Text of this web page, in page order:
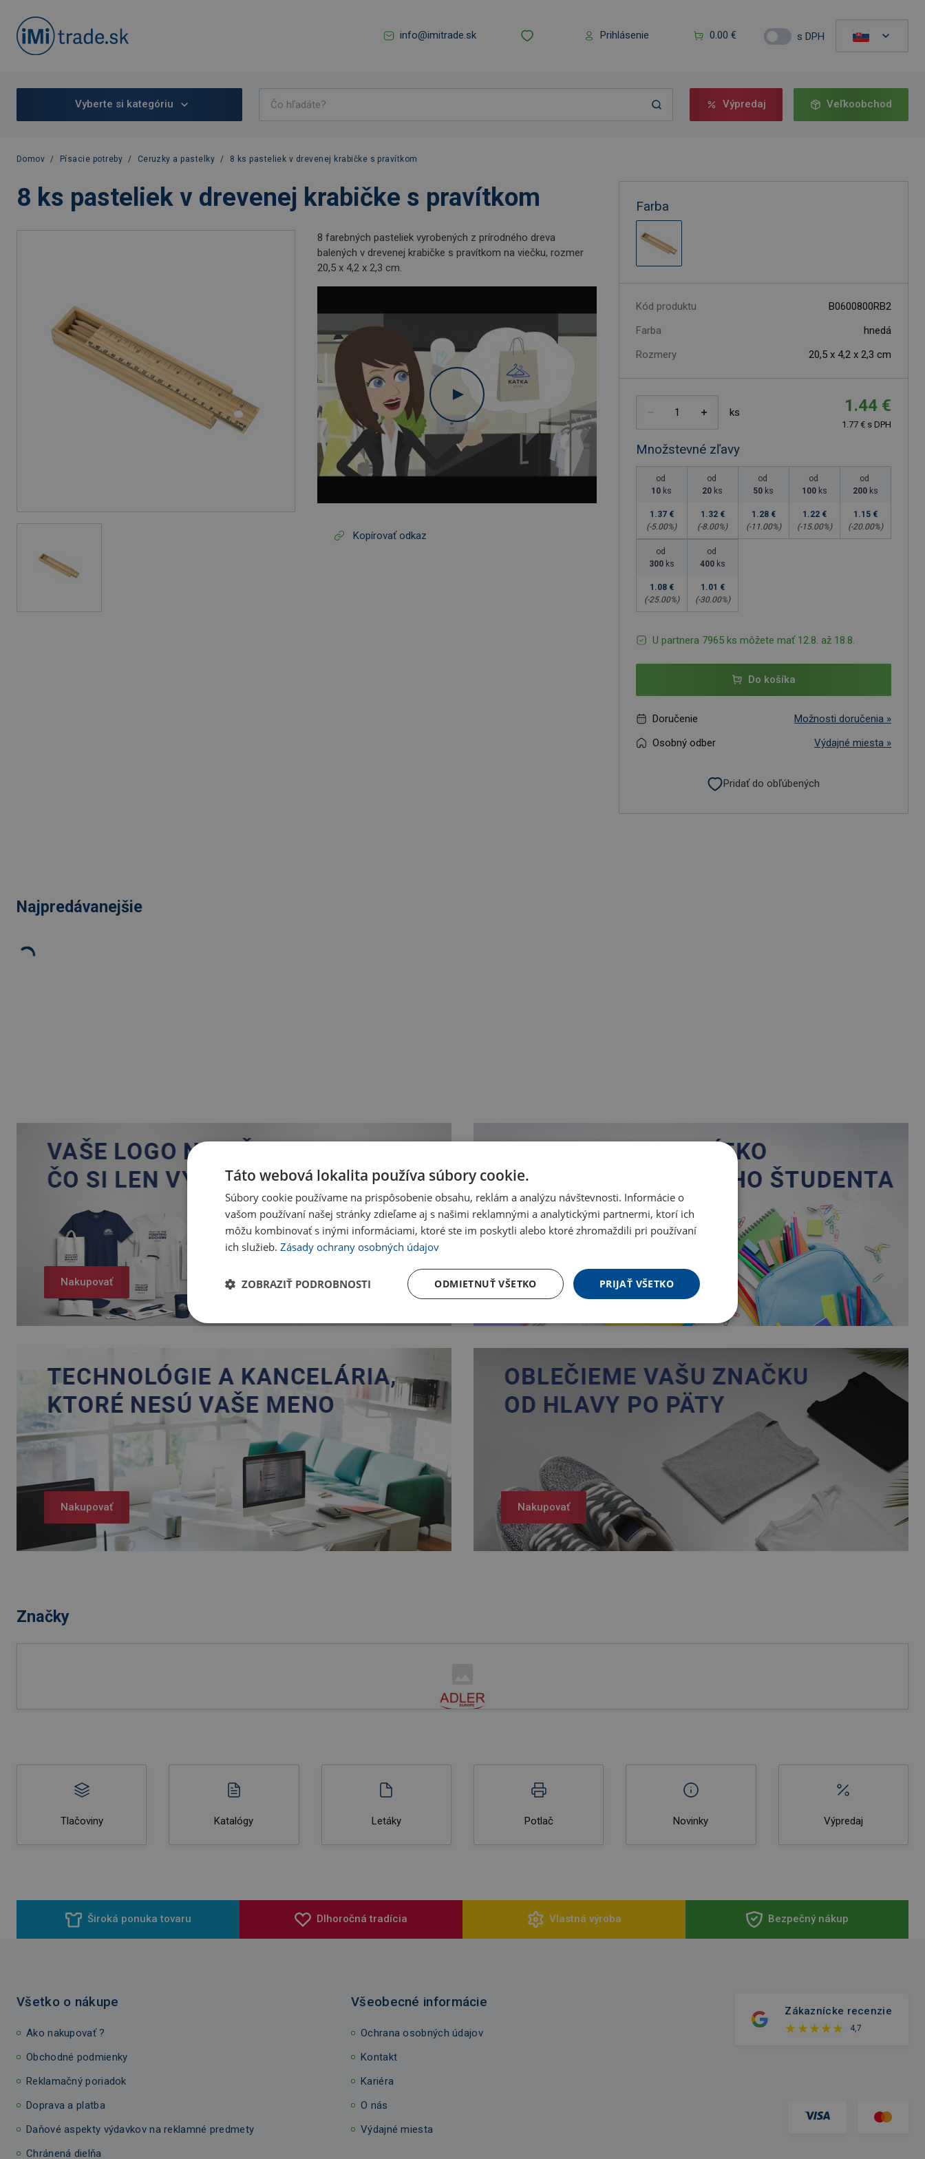
info@imitrade.sk Prihlásenie 0.00 € s DPH
Vyberte si kategóriu Výpredaj Veľkoobchod
Domov / Písacie potreby / Ceruzky a pastelky / 8 ks pasteliek v drevenej krabičke s pravítkom
8 ks pasteliek v drevenej krabičke s pravítkom
8 farebných pasteliek vyrobených z prírodného dreva
balených v drevenej krabičke s pravítkom na viečku, rozmer
20,5 x 4,2 x 2,3 cm.
Kopírovať odkaz
Farba
Kód produktu
B0600800RB2
Farba
hnedá
Rozmery
20,5 x 4,2 x 2,3 cm
ks 1.44 €
1.77 € s DPH
Množstevné zľavy
od
10 ks
1.37 €
(-5.00%)
od
20 ks
1.32 €
(-8.00%)
od
50 ks
1.28 €
(-11.00%)
od
100 ks
1.22 €
(-15.00%)
od
200 ks
1.15 €
(-20.00%)
od
300 ks
1.08 €
(-25.00%)
od
400 ks
1.01 €
(-30.00%)
U partnera 7965 ks môžete mať 12.8. až 18.8.
Do košíka
Doručenie
Možnosti doručenia »
Osobný odber
Výdajné miesta »
Pridať do obľúbených
Najpredávanejšie
Nakupovať Nakupovať
Nakupovať Nakupovať
Značky
Tlačoviny Katalógy Letáky Potlač Novinky Výpredaj
Široká ponuka tovaru Dlhoročná tradícia Vlastná výroba Bezpečný nákup
Všetko o nákupe
Ako nakupovať ?
Obchodné podmienky
Reklamačný poriadok
Doprava a platba
Daňové aspekty výdavkov na reklamné predmety
Chránená dielňa
Všeobecné informácie
Ochrana osobných údajov
Kontakt
Kariéra
O nás
Výdajné miesta
Zákaznícke recenzie
4,7
Táto webová lokalita používa súbory cookie.
Súbory cookie používame na prispôsobenie obsahu, reklám a analýzu návštevnosti. Informácie o
vašom používaní našej stránky zdieľame aj s našimi reklamnými a analytickými partnermi, ktorí ich
môžu kombinovať s inými informáciami, ktoré ste im poskytli alebo ktoré zhromaždili pri používaní
ich služieb. Zásady ochrany osobných údajov
PRIJAŤ VŠETKO
ODMIETNUŤ VŠETKO
ZOBRAZIŤ PODROBNOSTI